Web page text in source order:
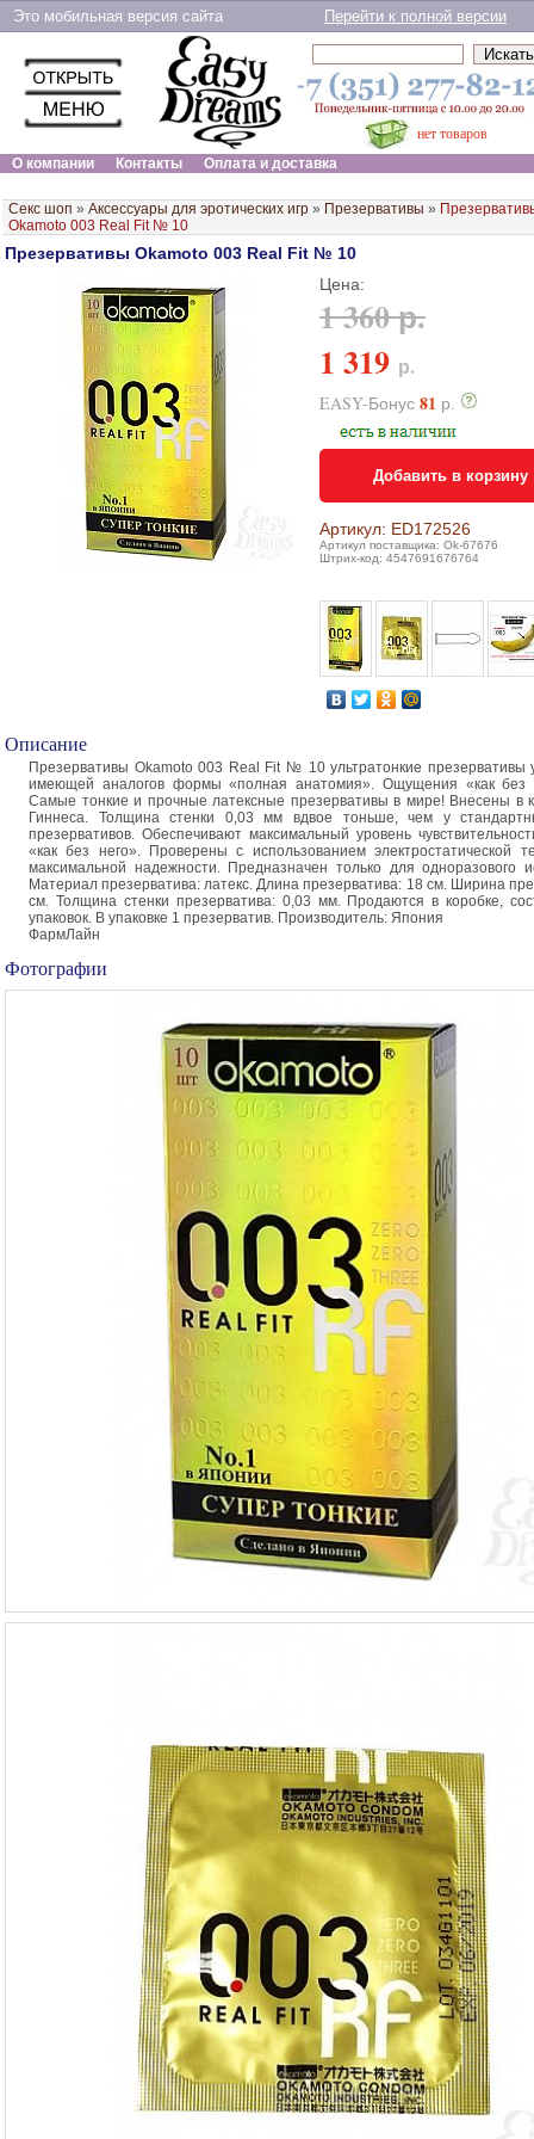
Это мобильная версия сайта Перейти к полной версии
нет товаров
О компании
Контакты Оплата и доставка
Секс шоп » Аксессуары для эротических игр » Презервативы »
Okamoto 003 Real Fit № 10
Презервативы Okamoto 003 Real Fit № 10
Цена:
1 360 р.
1 319 р.
EASY-Бонус 81 р.
Добавить в корзину
Артикул: ED172526
Артикул поставщика: Ok-67676
Штрих-код: 4547691676764
Описание
Презервативы Okamoto 003 Real Fit № 10 ультратонкие презервативы
имеющей аналогов формы «полная анатомия». Ощущения «как без
Самые тонкие и прочные латексные презервативы в мире! Внесены в
Гиннеса. Толщина стенки 0,03 мм вдвое тоньше, чем у
презервативов. Обеспечивают максимальный уровень
«как без него». Проверены с использованием электростатической
максимальной надежности. Предназначен только для одноразового
Материал презерватива: латекс. Длина презерватива: 18 см. Ширина
см. Толщина стенки презерватива: 0,03 мм. Продаются в коробке,
упаковок. В упаковке 1 презерватив. Производитель: Япония
ФармЛайн
Фотографии